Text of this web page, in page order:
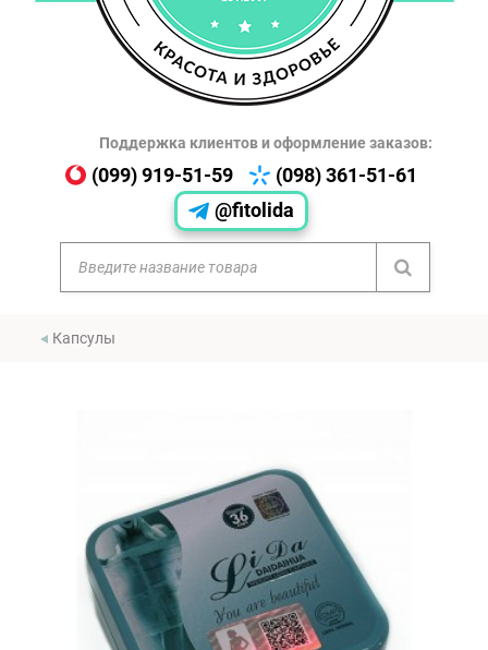
Поддержка клиентов и оформление заказов:
(099) 919-51-59
(098) 361-51-61
@fitolida
Капсулы